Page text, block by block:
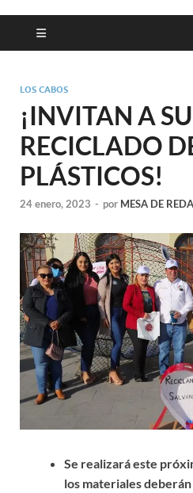
LOS CABOS
¡INVITAN A
RECICLADO
PLÁSTICOS!
24 enero, 2023 - por MESA DE
Se realizará este
los materiales